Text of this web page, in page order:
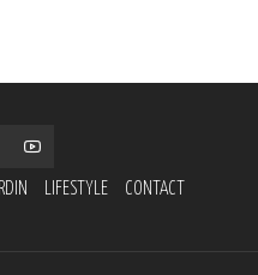
LIFESTYLE CONTACT